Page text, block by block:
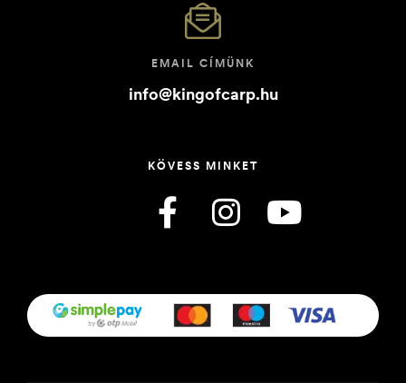
EMAIL CÍMÜNK
info@kingofcarp.hu
KÖVESS MINKET